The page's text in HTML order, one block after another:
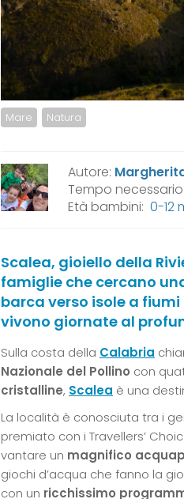
Mare Natura
Autore:
Tempo necessario:
Età bambini: 0-12
Scalea, gioiello della
famiglie che cercano
barca verso isole a
vivono giornate al
Sulla costa della Calabria
Nazionale del Pollino con
cristalline, Scalea è una
La località è conosciuta tra i
premiato con i Travellers’
vantare un magnifico
giochi d’acqua che fanno la
con un ricchissimo